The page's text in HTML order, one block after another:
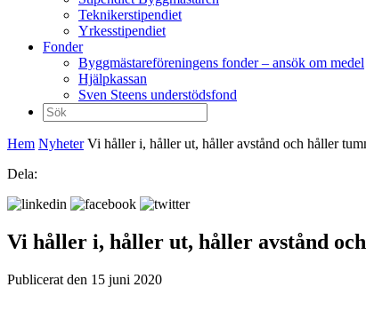
Teknikerstipendiet
Yrkesstipendiet
Fonder
Byggmästareföreningens fonder – ansök om medel
Hjälpkassan
Sven Steens understödsfond
Sök
efter:
Hem Nyheter Vi håller i, håller ut, håller avstånd och håller
Dela:
Vi håller i, håller ut, håller avstånd
Publicerat den 15 juni 2020